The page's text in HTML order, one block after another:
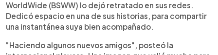
WorldWide (BSWW) lo dejó retratado en sus redes.
Dedicó espacio en una de sus historias, para compartir
una instantánea suya bien acompañado.
"Haciendo algunos nuevos amigos", posteó la